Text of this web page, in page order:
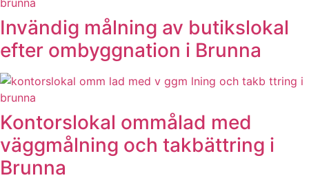
Invändig målning av butikslokal
efter ombyggnation i Brunna
Kontorslokal ommålad med
väggmålning och takbättring i
Brunna